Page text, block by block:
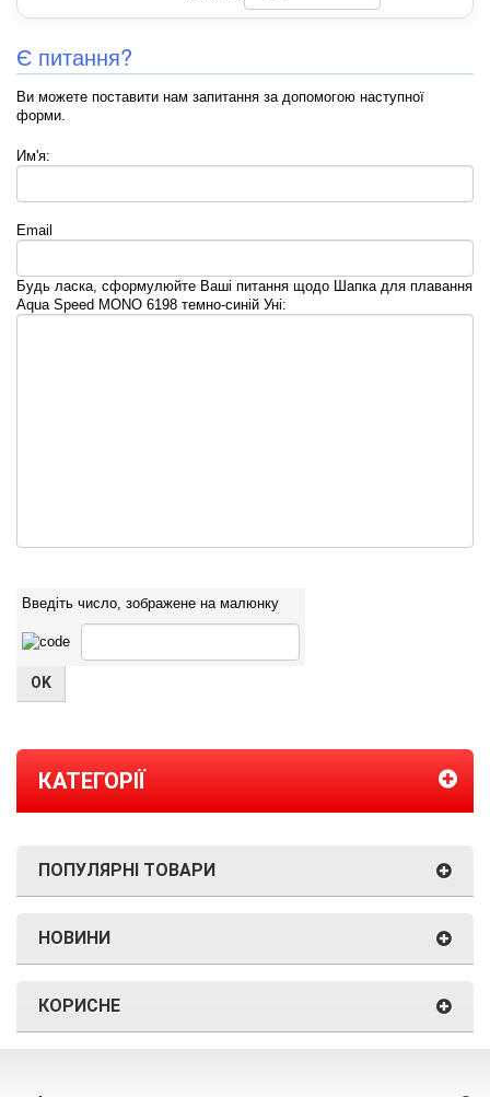
Є питання?
Ви можете поставити нам запитання за допомогою наступної
форми.
Им'я:
Email
Будь ласка, сформулюйте Ваші питання щодо Шапка для плавання
Aqua Speed MONO 6198 темно-синій Уні:
Введіть число, зображене на малюнку
КАТЕГОРІЇ
ПОПУЛЯРНІ ТОВАРИ
НОВИНИ
КОРИСНЕ